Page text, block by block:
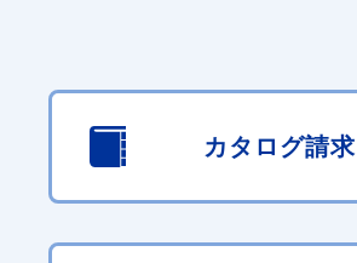
カタログ請求